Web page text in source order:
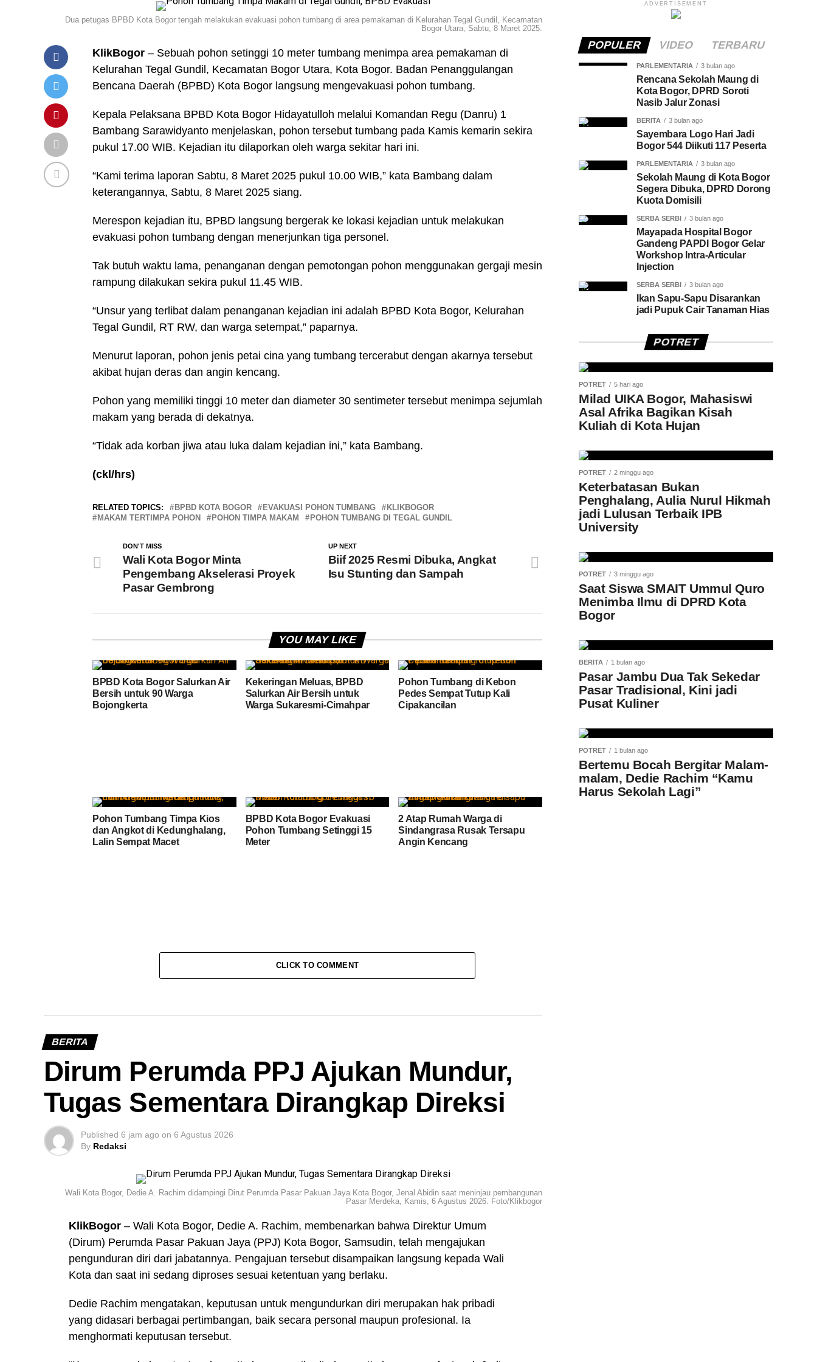
Dua petugas BPBD Kota Bogor tengah melakukan evakuasi pohon tumbang di area pemakaman di Kelurahan Tegal Gundil, Kecamatan
Bogor Utara, Sabtu, 8 Maret 2025.
KlikBogor – Sebuah pohon setinggi 10 meter tumbang menimpa area pemakaman di
Kelurahan Tegal Gundil, Kecamatan Bogor Utara, Kota Bogor. Badan Penanggulangan
Bencana Daerah (BPBD) Kota Bogor langsung mengevakuasi pohon tumbang.
Kepala Pelaksana BPBD Kota Bogor Hidayatulloh melalui Komandan Regu (Danru) 1
Bambang Sarawidyanto menjelaskan, pohon tersebut tumbang pada Kamis kemarin sekira
pukul 17.00 WIB. Kejadian itu dilaporkan oleh warga sekitar hari ini.
“Kami terima laporan Sabtu, 8 Maret 2025 pukul 10.00 WIB,” kata Bambang dalam
keterangannya, Sabtu, 8 Maret 2025 siang.
Merespon kejadian itu, BPBD langsung bergerak ke lokasi kejadian untuk melakukan
evakuasi pohon tumbang dengan menerjunkan tiga personel.
Tak butuh waktu lama, penanganan dengan pemotongan pohon menggunakan gergaji mesin
rampung dilakukan sekira pukul 11.45 WIB.
“Unsur yang terlibat dalam penanganan kejadian ini adalah BPBD Kota Bogor, Kelurahan
Tegal Gundil, RT RW, dan warga setempat,” paparnya.
Menurut laporan, pohon jenis petai cina yang tumbang tercerabut dengan akarnya tersebut
akibat hujan deras dan angin kencang.
Pohon yang memiliki tinggi 10 meter dan diameter 30 sentimeter tersebut menimpa sejumlah
makam yang berada di dekatnya.
“Tidak ada korban jiwa atau luka dalam kejadian ini,” kata Bambang.
(ckl/hrs)
RELATED TOPICS: BPBD KOTA BOGOR EVAKUASI POHON TUMBANG
KLIKBOGOR
MAKAM TERTIMPA POHON
POHON TIMPA MAKAM POHON TUMBANG DI TEGAL GUNDIL
UP NEXT
Biif 2025 Resmi Dibuka, Angkat
Isu Stunting dan Sampah
DON'T MISS
Wali Kota Bogor Minta
Pengembang Akselerasi Proyek
Pasar Gembrong
YOU MAY LIKE
BPBD Kota Bogor Salurkan Air
Bersih untuk 90 Warga
Bojongkerta
Kekeringan Meluas, BPBD
Salurkan Air Bersih untuk
Warga Sukaresmi-Cimahpar
Pohon Tumbang di Kebon
Pedes Sempat Tutup Kali
Cipakancilan
Pohon Tumbang Timpa Kios
dan Angkot di Kedunghalang,
Lalin Sempat Macet
BPBD Kota Bogor Evakuasi
Pohon Tumbang Setinggi 15
Meter
2 Atap Rumah Warga di
Sindangrasa Rusak Tersapu
Angin Kencang
CLICK TO COMMENT
BERITA
Dirum Perumda PPJ Ajukan Mundur,
Tugas Sementara Dirangkap Direksi
Published 6 jam ago on 6 Agustus 2026
By Redaksi
Wali Kota Bogor, Dedie A. Rachim didampingi Dirut Perumda Pasar Pakuan Jaya Kota Bogor, Jenal Abidin saat meninjau pembangunan
Pasar Merdeka, Kamis, 6 Agustus 2026. Foto/Klikbogor
KlikBogor – Wali Kota Bogor, Dedie A. Rachim, membenarkan bahwa Direktur Umum
(Dirum) Perumda Pasar Pakuan Jaya (PPJ) Kota Bogor, Samsudin, telah mengajukan
pengunduran diri dari jabatannya. Pengajuan tersebut disampaikan langsung kepada Wali
Kota dan saat ini sedang diproses sesuai ketentuan yang berlaku.
Dedie Rachim mengatakan, keputusan untuk mengundurkan diri merupakan hak pribadi
yang didasari berbagai pertimbangan, baik secara personal maupun profesional. Ia
menghormati keputusan tersebut.
ADVERTISEMENT
POPULER VIDEO TERBARU
PARLEMENTARIA 3 bulan ago
Rencana Sekolah Maung di
Kota Bogor, DPRD Soroti
Nasib Jalur Zonasi
BERITA 3 bulan ago
Sayembara Logo Hari Jadi
Bogor 544 Diikuti 117 Peserta
PARLEMENTARIA 3 bulan ago
Sekolah Maung di Kota Bogor
Segera Dibuka, DPRD Dorong
Kuota Domisili
SERBA SERBI 3 bulan ago
Mayapada Hospital Bogor
Gandeng PAPDI Bogor Gelar
Workshop Intra-Articular
Injection
SERBA SERBI 3 bulan ago
Ikan Sapu-Sapu Disarankan
jadi Pupuk Cair Tanaman Hias
POTRET
POTRET 5 hari ago
Milad UIKA Bogor, Mahasiswi
Asal Afrika Bagikan Kisah
Kuliah di Kota Hujan
POTRET 2 minggu ago
Keterbatasan Bukan
Penghalang, Aulia Nurul Hikmah
jadi Lulusan Terbaik IPB
University
POTRET 3 minggu ago
Saat Siswa SMAIT Ummul Quro
Menimba Ilmu di DPRD Kota
Bogor
BERITA 1 bulan ago
Pasar Jambu Dua Tak Sekedar
Pasar Tradisional, Kini jadi
Pusat Kuliner
POTRET 1 bulan ago
Bertemu Bocah Bergitar Malam-
malam, Dedie Rachim “Kamu
Harus Sekolah Lagi”